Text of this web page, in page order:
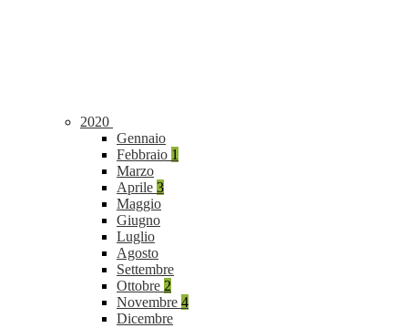
2020
Gennaio
Febbraio 1
Marzo
Aprile 3
Maggio
Giugno
Luglio
Agosto
Settembre
Ottobre 2
Novembre 4
Dicembre